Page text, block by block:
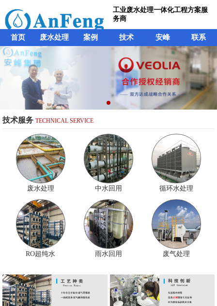
工业废水处理一体化工程方案服
务商
首页 废水处理 案例 技术 安峰 联系
技术服务 TECHNICAL SERVICE
废水处理 中水回用 循环水处理
RO超纯水 雨水回用 废气处理